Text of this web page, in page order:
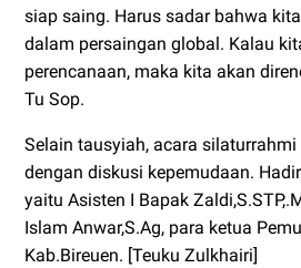
siap saing. Harus sadar bahwa
dalam persaingan global. Kalau
perencanaan, maka kita akan
Tu Sop.
Selain tausyiah, acara
dengan diskusi kepemudaan.
yaitu Asisten I Bapak
Islam Anwar,S.Ag, para ketua
Kab.Bireuen. [Teuku Zulkhairi]